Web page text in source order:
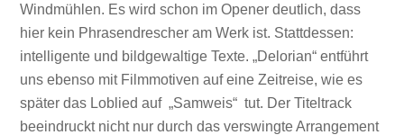
Windmühlen. Es wird schon im Opener deutlich, dass
hier kein Phrasendrescher am Werk ist. Stattdessen:
intelligente und bildgewaltige Texte. „Delorian“ entführt
uns ebenso mit Filmmotiven auf eine Zeitreise, wie es
später das Loblied auf „Samweis“ tut. Der Titeltrack
beeindruckt nicht nur durch das verswingte Arrangement